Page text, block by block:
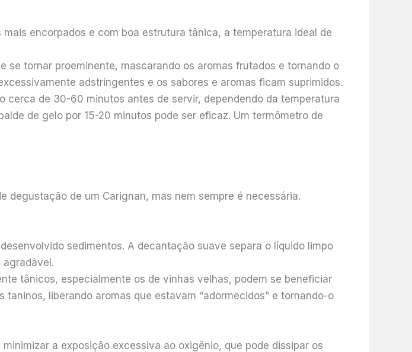
encorpados e com boa estrutura tânica, a temperatura ideal de
tornar proeminente, mascarando os aromas frutados e tornando o
adstringentes e os sabores e aromas ficam suprimidos.
de 30-60 minutos antes de servir, dependendo da temperatura
de gelo por 15-20 minutos pode ser eficaz. Um termômetro de
de um Carignan, mas nem sempre é necessária.
sedimentos. A decantação suave separa o líquido limpo
tânicos, especialmente os de vinhas velhas, podem se beneficiar
liberando aromas que estavam “adormecidos” e tornando-o
a exposição excessiva ao oxigênio, que pode dissipar os